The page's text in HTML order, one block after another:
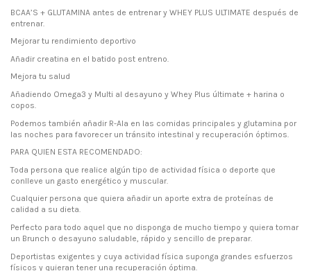
BCAA’S + GLUTAMINA antes de entrenar y WHEY PLUS ULTIMATE después de
entrenar.
Mejorar tu rendimiento deportivo
Añadir creatina en el batido post entreno.
Mejora tu salud
Añadiendo Omega3 y Multi al desayuno y Whey Plus últimate + harina o
copos.
Podemos también añadir R-Ala en las comidas principales y glutamina por
las noches para favorecer un tránsito intestinal y recuperación óptimos.
PARA QUIEN ESTA RECOMENDADO:
Toda persona que realice algún tipo de actividad física o deporte que
conlleve un gasto energético y muscular.
Cualquier persona que quiera añadir un aporte extra de proteínas de
calidad a su dieta.
Perfecto para todo aquel que no disponga de mucho tiempo y quiera tomar
un Brunch o desayuno saludable, rápido y sencillo de preparar.
Deportistas exigentes y cuya actividad física suponga grandes esfuerzos
físicos y quieran tener una recuperación óptima.